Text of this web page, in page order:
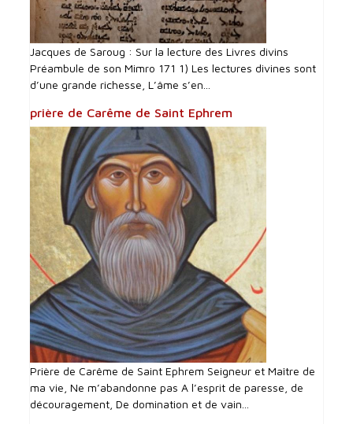
Jacques de Saroug : Sur la lecture des Livres divins
Préambule de son Mimro 171 1) Les lectures divines sont
d’une grande richesse, L’âme s’en...
prière de Carême de Saint Ephrem
Prière de Carême de Saint Ephrem Seigneur et Maître de
ma vie, Ne m’abandonne pas A l’esprit de paresse, de
découragement, De domination et de vain...